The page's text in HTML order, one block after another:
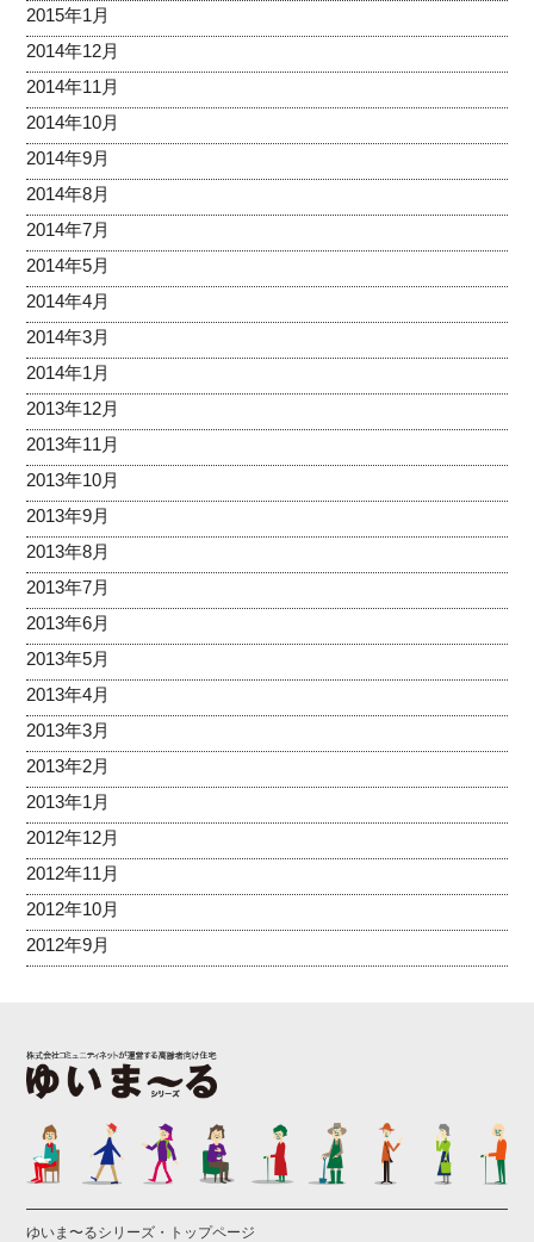
2015年1月
2014年12月
2014年11月
2014年10月
2014年9月
2014年8月
2014年7月
2014年5月
2014年4月
2014年3月
2014年1月
2013年12月
2013年11月
2013年10月
2013年9月
2013年8月
2013年7月
2013年6月
2013年5月
2013年4月
2013年3月
2013年2月
2013年1月
2012年12月
2012年11月
2012年10月
2012年9月
ゆいま〜るシリーズ・トップページ